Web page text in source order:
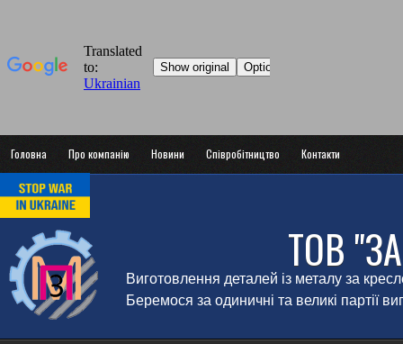
Головна Про компанію Новини Співробітництво Контакти
ТОВ
Виготовлення деталей із металу за
Беремося за одиничні та великі партії